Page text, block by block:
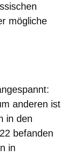
mögliche
anderen ist
in den
befanden
in